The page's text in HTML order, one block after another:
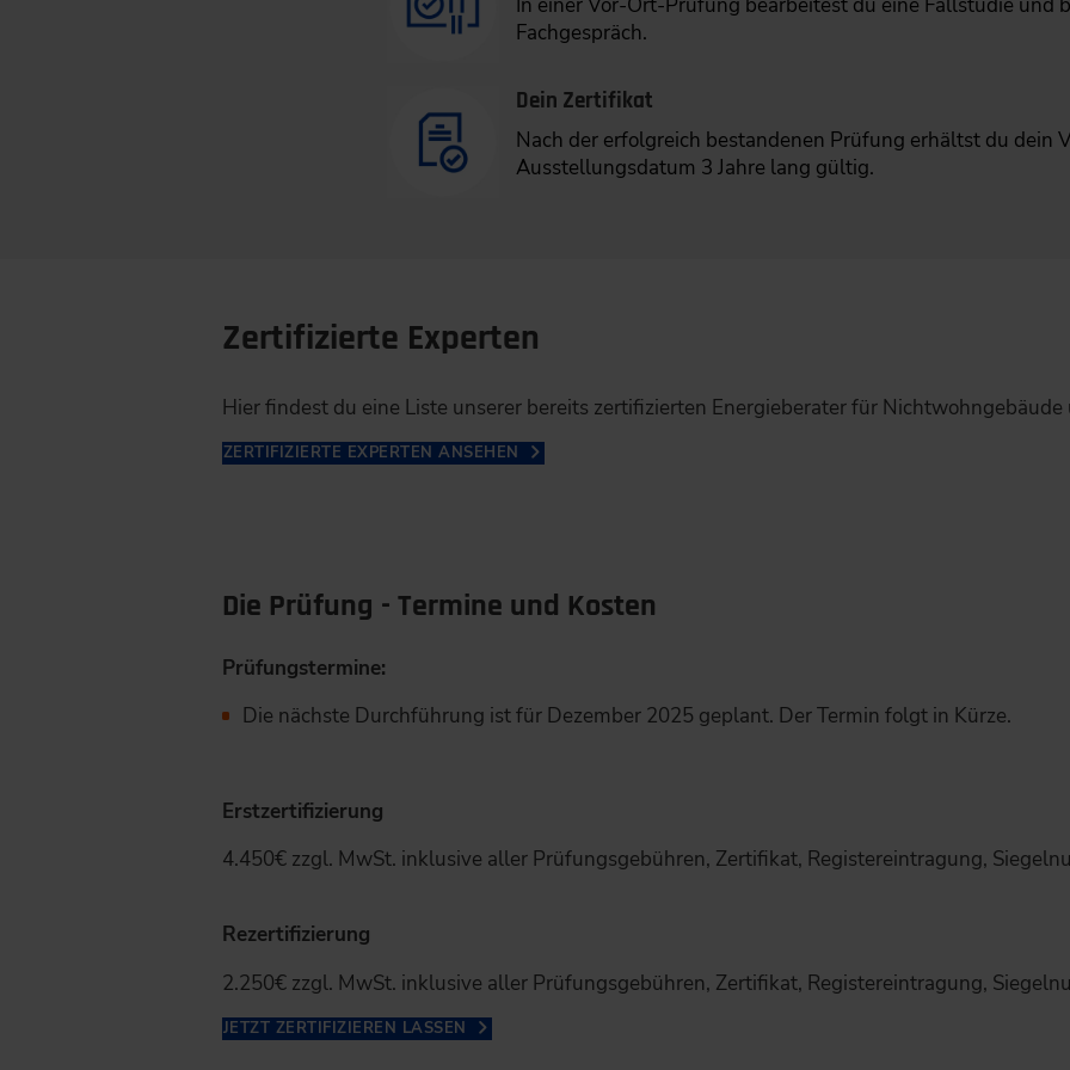
In einer Vor-Ort-Prüfung bearbeitest du eine Fallstudie und
Fachgespräch.
Dein Zertifikat
Nach der erfolgreich bestandenen Prüfung erhältst du dein
Ausstellungsdatum 3 Jahre lang gültig.
Zertifizierte Experten
Hier findest du eine Liste unserer bereits zertifizierten Energieberater für
ZERTIFIZIERTE EXPERTEN ANSEHEN
Die Prüfung - Termine und Kosten
Prüfungstermine:
Die nächste Durchführung ist für Dezember 2025 geplant. Der Termin folgt in Kürze.
Erstzertifizierung
4.450€ zzgl. MwSt. inklusive aller Prüfungsgebühren, Zertifikat, Registereintragung,
Rezertifizierung
2.250€ zzgl. MwSt. inklusive aller Prüfungsgebühren, Zertifikat, Registereintragung,
JETZT ZERTIFIZIEREN LASSEN